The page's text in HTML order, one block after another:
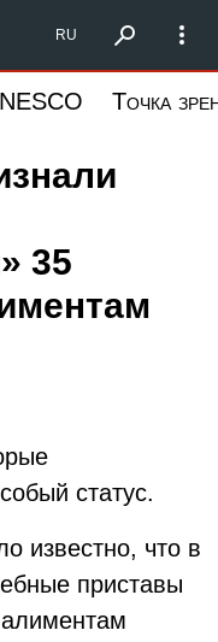
Запад
RU
Точка
35
статус.
известно, что в
приставы